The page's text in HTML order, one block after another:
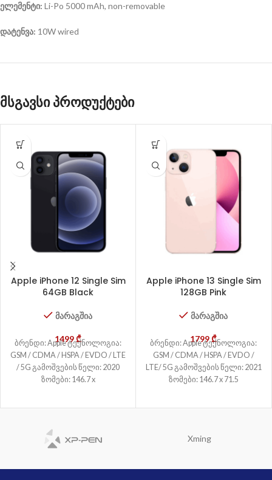
ელემენტი: Li-Po 5000 mAh, non-removable
დატენვა: 10W wired
მსგავსი პროდუქტები
Apple iPhone 12 Single Sim
64GB Black
მარაგშია
1499₾
ბრენდი: Apple ტექნოლოგია:
GSM / CDMA / HSPA / EVDO / LTE
/ 5G გამოშვების წელი: 2020
ზომები: 146.7 x
Apple iPhone 13 Single Sim
128GB Pink
მარაგშია
1799₾
ბრენდი: Apple ტექნოლოგია:
GSM / CDMA / HSPA / EVDO /
LTE/ 5G გამოშვების წელი: 2021
ზომები: 146.7 x 71.5
Xming